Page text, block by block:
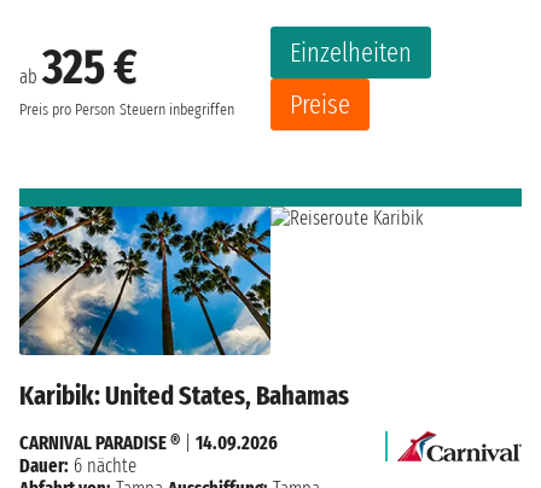
ab325 €
Preis pro Person Steuern inbegriffen
Einzelheiten
Preise
Karibik: United States, Bahamas
CARNIVAL PARADISE ®
14.09.2026
Dauer: 6 nächte